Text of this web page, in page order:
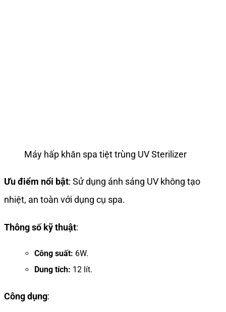
Máy hấp khăn spa tiệt trùng UV Sterilizer
Ưu điểm nổi bật: Sử dụng ánh sáng UV không tạo
nhiệt, an toàn với dụng cụ spa.
Thông số kỹ thuật:
Công suất: 6W.
Dung tích: 12 lít.
Công dụng: